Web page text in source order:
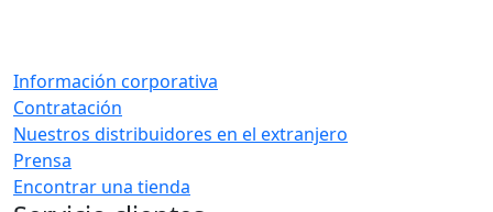
Información corporativa
Contratación
Nuestros distribuidores en el extranjero
Prensa
Encontrar una tienda